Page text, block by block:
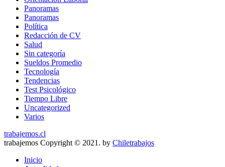
Panoramas
Panoramas
Política
Redacción de CV
Salud
Sin categoría
Sueldos Promedio
Tecnología
Tendencias
Test Psicológico
Tiempo Libre
Uncategorized
Varios
trabajemos.cl
trabajemos Copyright © 2021. by Chiletrabajos
Inicio